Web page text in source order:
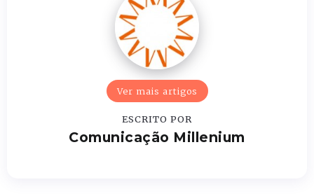
Ver mais artigos
ESCRITO POR
Comunicação Millenium